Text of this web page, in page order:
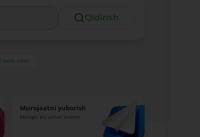
Qidirish
sotib olish
Murojaatni yuborish
fikringiz biz uchun muhim